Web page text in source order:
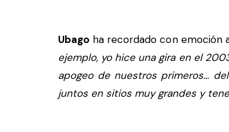
Ubago ha recordado con emoción
ejemplo, yo hice una gira en el
apogeo de nuestros primeros…
juntos en sitios muy grandes y